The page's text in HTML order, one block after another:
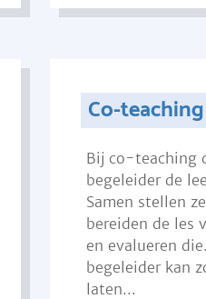
Co-teaching
Bij co-teaching
begeleider de
Samen stellen
bereiden de les
en evalueren
begeleider kan
laten...